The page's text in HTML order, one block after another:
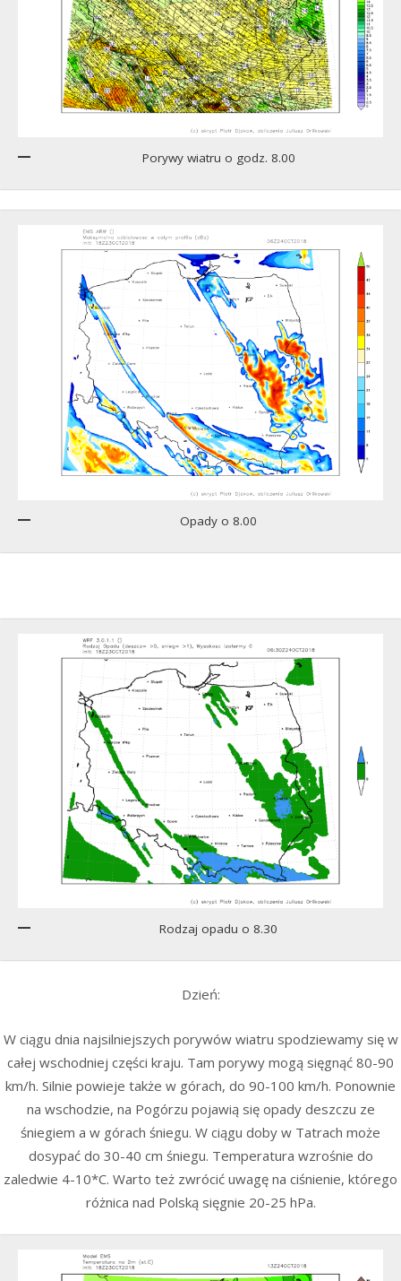
Porywy wiatru o godz. 8.00
Opady o 8.00
Rodzaj opadu o 8.30
Dzień:
W ciągu dnia najsilniejszych porywów wiatru spodziewamy się w
całej wschodniej części kraju. Tam porywy mogą sięgnąć 80-90
km/h. Silnie powieje także w górach, do 90-100 km/h. Ponownie
na wschodzie, na Pogórzu pojawią się opady deszczu ze
śniegiem a w górach śniegu. W ciągu doby w Tatrach może
dosypać do 30-40 cm śniegu. Temperatura wzrośnie do
zaledwie 4-10*C. Warto też zwrócić uwagę na ciśnienie, którego
różnica nad Polską sięgnie 20-25 hPa.